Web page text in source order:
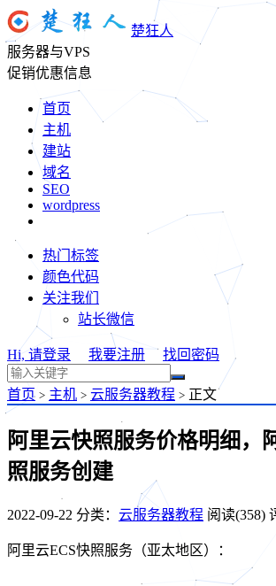
楚狂人
服务器与VPS
促销优惠信息
首页
主机
建站
域名
SEO
wordpress
热门标签
颜色代码
关注我们
站长微信
Hi, 请登录 我要注册 找回密码
首页 > 主机 > 云服务器教程 > 正文
阿里云快照服务价格明细，
照服务创建
2022-09-22 分类： 云服务器教程 阅读(358)
阿里云ECS快照服务（亚太地区）：